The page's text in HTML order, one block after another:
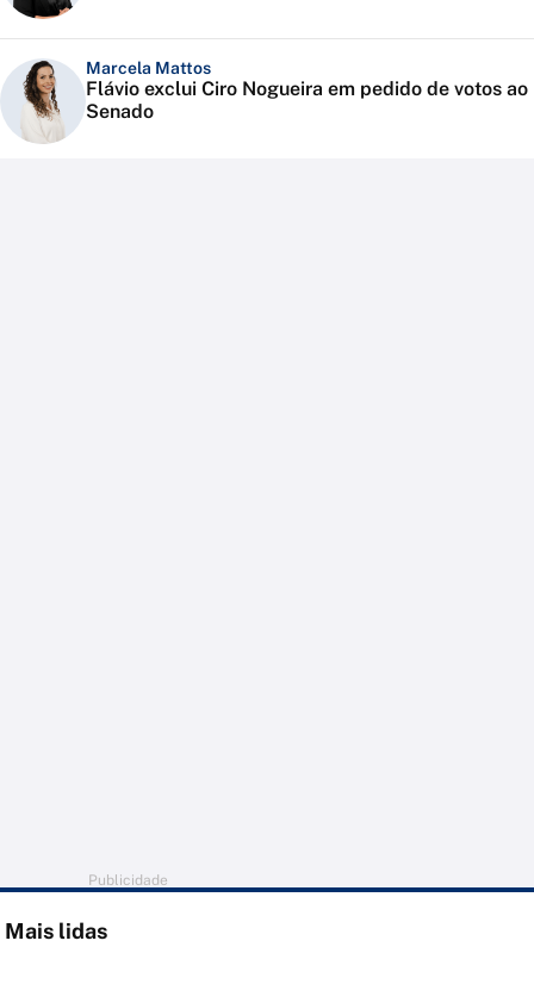
Marcela Mattos
Flávio exclui Ciro Nogueira em pedido de votos ao
Senado
Publicidade
Mais lidas